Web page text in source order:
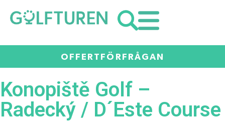
OFFERTFÖRFRÅGAN
Konopiště Golf –
Radecký / D´Este Course